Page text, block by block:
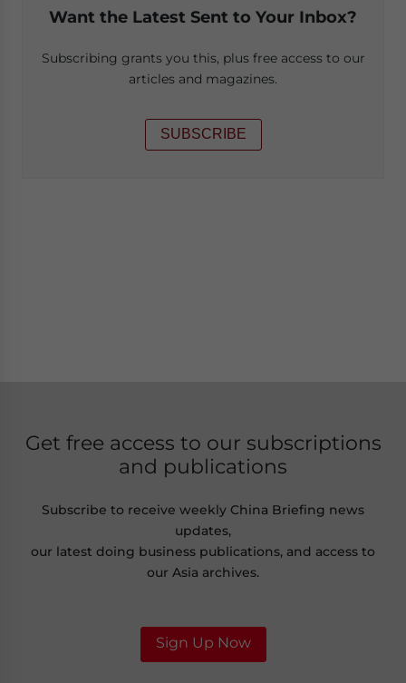
Want the Latest Sent to Your Inbox?
Subscribing grants you this, plus free access to our
articles and magazines.
SUBSCRIBE
Get free access to our subscriptions
and publications
Subscribe to receive weekly China Briefing news
updates,
our latest doing business publications, and access to
our Asia archives.
Sign Up Now